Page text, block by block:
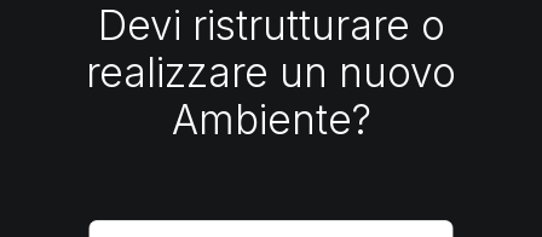
Devi ristrutturare o
realizzare un nuovo
Ambiente?